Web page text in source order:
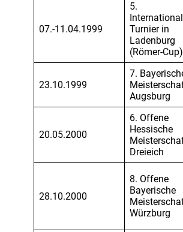
07.-11.04.1999
5.
Turnier in
Ladenburg
(Römer-Cup)
23.10.1999
7.
Augsburg
20.05.2000
6. Offene
Hessische
Dreieich
28.10.2000
8. Offene
Bayerische
Würzburg